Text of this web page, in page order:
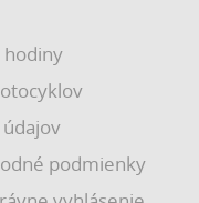
hodiny
podmienky